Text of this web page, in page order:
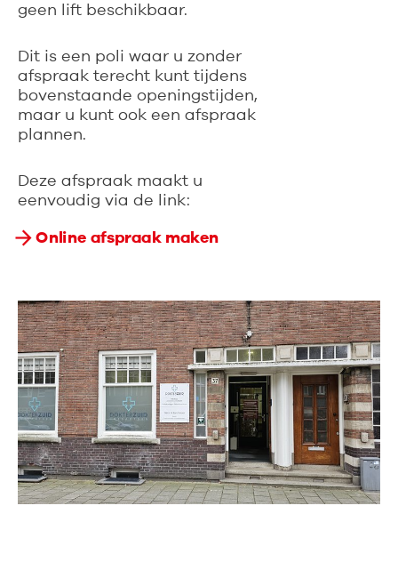
geen lift beschikbaar.
Dit is een poli waar u zonder
afspraak terecht kunt tijdens
bovenstaande openingstijden,
maar u kunt ook een afspraak
plannen.
Deze afspraak maakt u
eenvoudig via de link:
Online afspraak maken